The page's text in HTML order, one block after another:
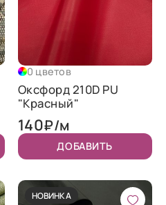
0 цветов
Оксфорд 210D PU
"Красный"
140₽/м
ДОБАВИТЬ
НОВИНКА